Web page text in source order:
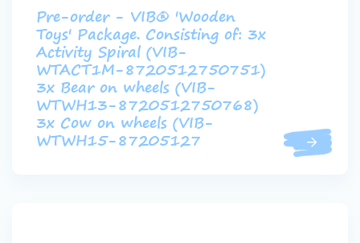
Pre-order - VIB® 'Wooden
Toys' Package. Consisting of: 3x
Activity Spiral (VIB-
WTACT1M-8720512750751)
3x Bear on wheels (VIB-
WTWH13-8720512750768)
3x Cow on wheels (VIB-
WTWH15-87205127